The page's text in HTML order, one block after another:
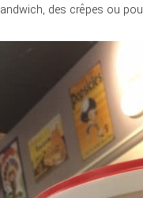
des crêpes ou